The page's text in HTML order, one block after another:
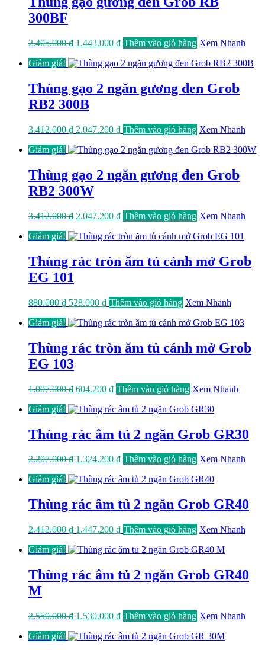
300BF
2.405.000₫ Giá
là:
1.443.000 ₫Giá
tại
1.443.000 ₫.
Thêm vào giỏ hàng Xem Nhanh
Giảm giá!
Thùng gạo 2 ngăn gương đen Grob
RB2 300B
3.412.000₫ Giá
là:
2.047.200 ₫Giá
tại
2.047.200 ₫.
Thêm vào giỏ hàng Xem Nhanh
Giảm giá!
Thùng gạo 2 ngăn gương đen Grob
RB2 300W
3.412.000₫ Giá
là:
2.047.200 ₫Giá
tại
2.047.200 ₫.
Thêm vào giỏ hàng Xem Nhanh
Giảm giá!
Thùng rác tròn ăm tủ cánh mở Grob
EG 101
880.000₫ Giá
là:
528.000 ₫Giá
tại
528.000 ₫.
Thêm vào giỏ hàng Xem Nhanh
Giảm giá!
Thùng rác tròn ăm tủ cánh mở Grob
EG 103
1.007.000₫ Giá
là:
604.200 ₫Giá
tại
604.200 ₫.
Thêm vào giỏ hàng Xem Nhanh
Giảm giá!
Thùng rác âm tủ 2 ngăn Grob GR30
2.207.000₫ Giá
là:
1.324.200 ₫Giá
tại
1.324.200 ₫.
Thêm vào giỏ hàng Xem Nhanh
Giảm giá!
Thùng rác âm tủ 2 ngăn Grob GR40
2.412.000₫ Giá
là:
1.447.200 ₫Giá
tại
1.447.200 ₫.
Thêm vào giỏ hàng Xem Nhanh
Giảm giá!
Thùng rác âm tủ 2 ngăn Grob GR40
M
2.550.000₫ Giá
là:
1.530.000 ₫Giá
tại
Thêm vào giỏ hàng Xem Nhanh
Giảm giá!